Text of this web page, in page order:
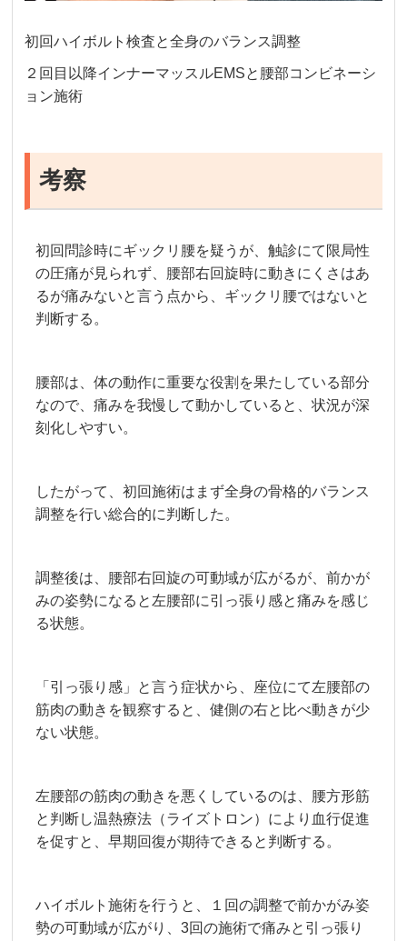
初回ハイボルト検査と全身のバランス調整
２回目以降インナーマッスルEMSと腰部コンビネーシ
ョン施術
考察
初回問診時にギックリ腰を疑うが、触診にて限局性
の圧痛が見られず、腰部右回旋時に動きにくさはあ
るが痛みないと言う点から、ギックリ腰ではないと
判断する。
腰部は、体の動作に重要な役割を果たしている部分
なので、痛みを我慢して動かしていると、状況が深
刻化しやすい。
したがって、初回施術はまず全身の骨格的バランス
調整を行い総合的に判断した。
調整後は、腰部右回旋の可動域が広がるが、前かが
みの姿勢になると左腰部に引っ張り感と痛みを感じ
る状態。
「引っ張り感」と言う症状から、座位にて左腰部の
筋肉の動きを観察すると、健側の右と比べ動きが少
ない状態。
左腰部の筋肉の動きを悪くしているのは、腰方形筋
と判断し温熱療法（ライズトロン）により血行促進
を促すと、早期回復が期待できると判断する。
ハイボルト施術を行うと、１回の調整で前かがみ姿
勢の可動域が広がり、3回の施術で痛みと引っ張り